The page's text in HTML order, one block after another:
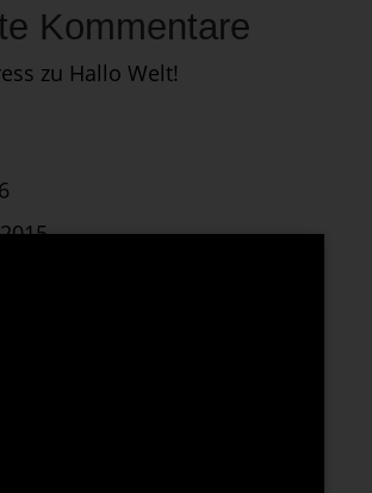
Kommentare
zu Hallo Welt!